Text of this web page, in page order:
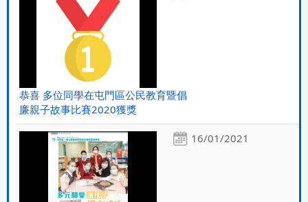
恭喜 多位同學在屯門區公民教育暨倡
廉親子故事比賽2020獲獎
16/01/2021